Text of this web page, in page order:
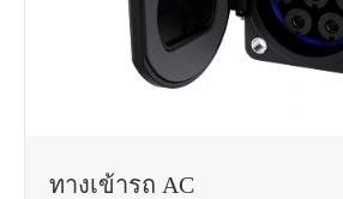
ทางเข้ารถ AC